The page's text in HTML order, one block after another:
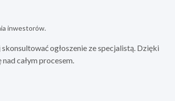
inwestorów.
ogłoszenie ze specjalistą. Dzięki
całym procesem.